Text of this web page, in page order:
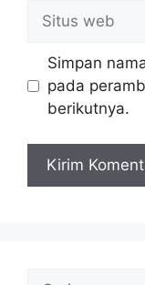
Situs
web
Simpan
pada
berikutnya.